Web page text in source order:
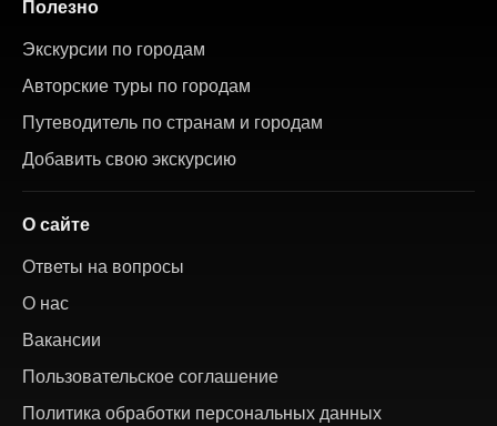
Полезно
Экскурсии по городам
Авторские туры по городам
Путеводитель по странам и городам
Добавить свою экскурсию
О сайте
Ответы на вопросы
О нас
Вакансии
Пользовательское соглашение
Политика обработки персональных данных